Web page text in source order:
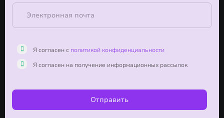
Отправить
Я согласен с политикой конфиденциальности
Я согласен на получение информационных рассылок